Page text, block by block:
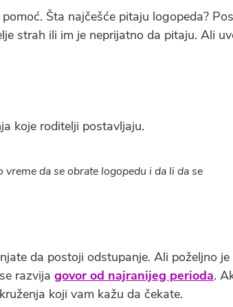
Šta najčešće pitaju logopeda?
strah ili im je neprijatno da pitaju. Ali
koje roditelji postavljaju.
da se obrate logopedu i da li da se
da postoji odstupanje. Ali poželjno je
razvija govor od najranijeg perioda.
koji vam kažu da čekate.